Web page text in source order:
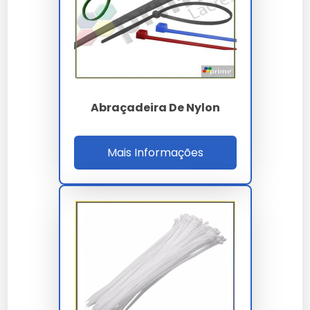
volume da sua necessidade. Trabalhamos com
propostas personalizadas para garantir o melhor
custo-benefício em cada projeto.
Onde Comprar Abraçadeira De
realize a aquisição através de canais oficiais e
fornecedores especializados. Nossa empresa oferece
suporte completo na escolha do abraçadeira de nylon
preta ideal para sua aplicação.
Perguntas Frequentes
Como solicitar uma proposta
em larga escala?
Abraçadeira De Nylon
Mais Informações